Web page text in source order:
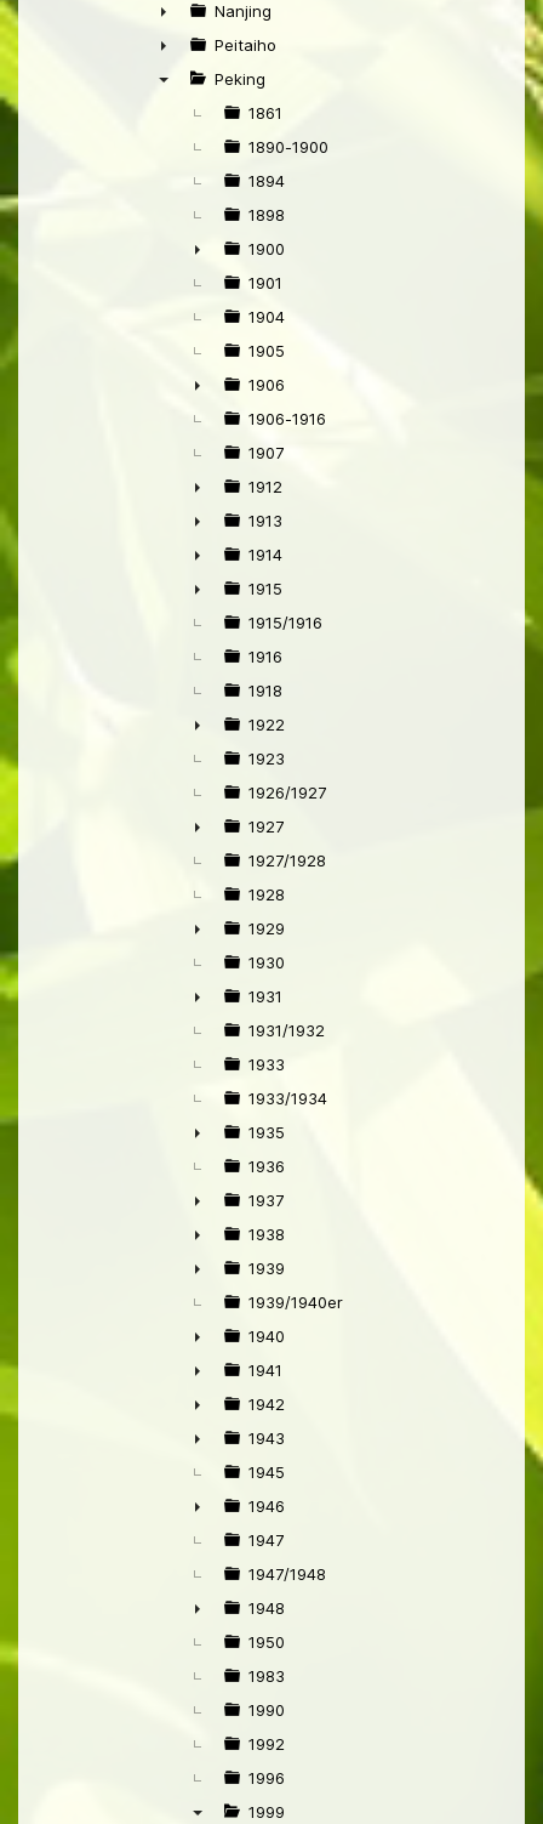
►
►
Nanjing
►
Peitaiho
Peking
1861
1890-1900
1894
1898
►
1900
1901
1904
1905
►
1906
1906-1916
1907
►
1912
►
1913
►
1914
►
1915
1915/1916
1916
1918
►
1922
1923
1926/1927
►
1927
1927/1928
1928
►
1929
1930
►
1931
1931/1932
1933
1933/1934
►
1935
1936
►
1937
►
1938
►
1939
1939/1940er
►
1940
►
1941
►
1942
►
1943
1945
►
1946
1947
1947/1948
►
1948
1950
1983
1990
1992
1996
1999